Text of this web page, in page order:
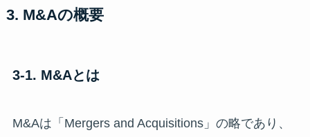
3. M&Aの概要
3-1. M&Aとは
M&Aは「Mergers and Acquisitions」の略であり、